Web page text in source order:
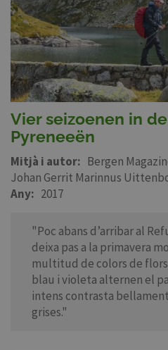
Vier seizoenen in
Pyreneeën
Mitjà i autor
Bergen
Johan Gerrit Marinnus
Any
2017
"Poc abans d’arribar al
deixa pas a la primavera
multitud de colors de
blau i violeta alternen el
intens contrasta
grises."